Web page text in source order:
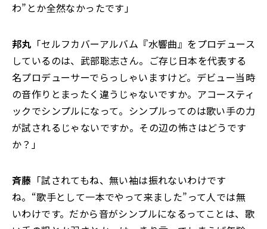
わ”とか全然なかったです」
邦丸 「セルフカバーアルバム『水響曲』をプロデュース
しているのは、武部聡志さん。ご存じ日本を代表する
名プロデューサーでらっしゃいますけど。デビュー当時
の音作りとまったく違うじゃないですか。アコースティ
ックでシンプルになって。シンプルってのは歌い手の力
が試されるじゃないですか。その辺の怖さはどうです
か？」
斉藤 「試されてもね、無い袖は振れないわけです
ね。“歌手として一本でやって来ました”って人では無
いわけです。だから音がシンプルになるってことは、歌